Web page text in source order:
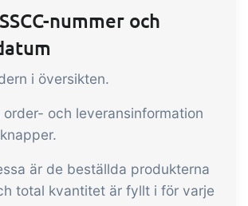
nummer och
i översikten.
och leveransinformation
är de beställda produkterna
total kvantitet är fyllt i för varje